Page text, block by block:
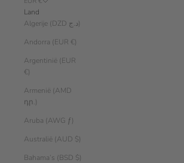
Land
Algerije (DZD د.ج)
Andorra (EUR €)
Argentinië (EUR
€)
Armenië (AMD
դր.)
Aruba (AWG ƒ)
Australië (AUD $)
Bahama’s (BSD $)